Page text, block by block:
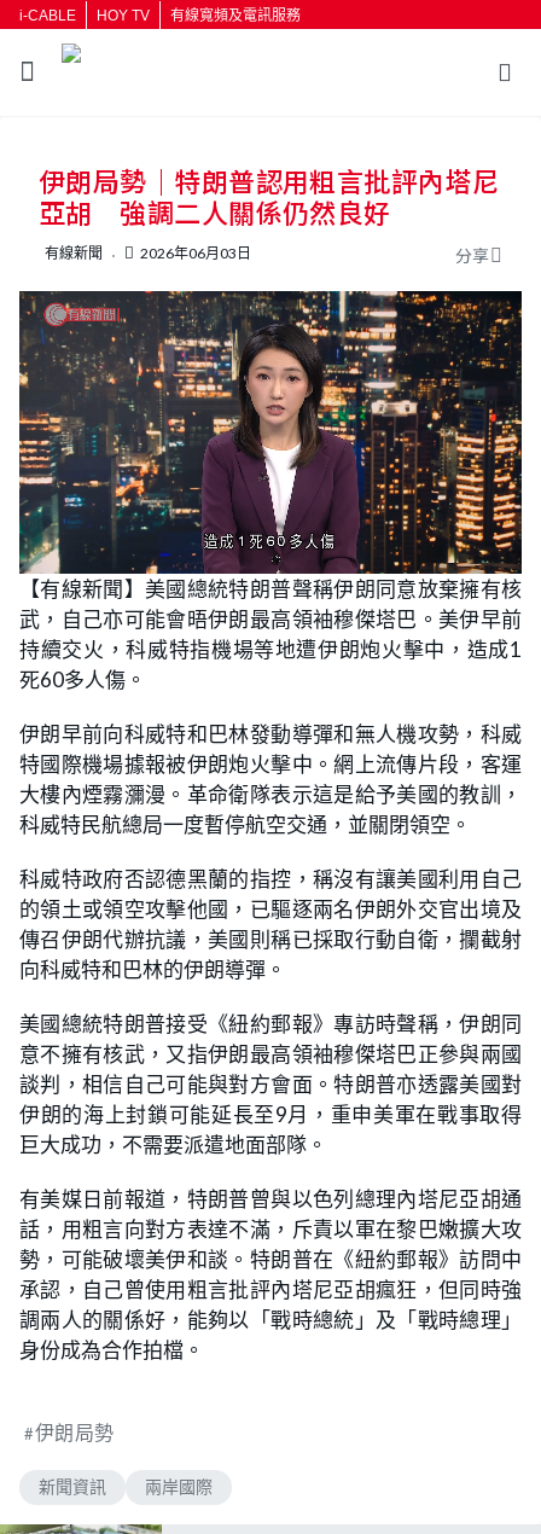
i-CABLE HOY TV 有線寬頻及電訊服務
按輸入鍵開始搜尋
伊朗局勢｜特朗普認用粗言批評內塔尼
亞胡 強調二人關係仍然良好
有線新聞 2026年06月03日 分享
n
m
t
e
L
o
a
d
e
d
:
2
%
【有線新聞】美國總統特朗普聲稱伊朗同意放棄擁有核
武，自己亦可能會晤伊朗最高領袖穆傑塔巴。美伊早前
持續交火，科威特指機場等地遭伊朗炮火擊中，造成1
死60多人傷。
伊朗早前向科威特和巴林發動導彈和無人機攻勢，科威
特國際機場據報被伊朗炮火擊中。網上流傳片段，客運
大樓內煙霧瀰漫。革命衛隊表示這是給予美國的教訓，
科威特民航總局一度暫停航空交通，並關閉領空。
科威特政府否認德黑蘭的指控，稱沒有讓美國利用自己
的領土或領空攻擊他國，已驅逐兩名伊朗外交官出境及
傳召伊朗代辦抗議，美國則稱已採取行動自衛，攔截射
向科威特和巴林的伊朗導彈。
美國總統特朗普接受《紐約郵報》專訪時聲稱，伊朗同
意不擁有核武，又指伊朗最高領袖穆傑塔巴正參與兩國
談判，相信自己可能與對方會面。特朗普亦透露美國對
伊朗的海上封鎖可能延長至9月，重申美軍在戰事取得
巨大成功，不需要派遣地面部隊。
有美媒日前報道，特朗普曾與以色列總理內塔尼亞胡通
話，用粗言向對方表達不滿，斥責以軍在黎巴嫩擴大攻
勢，可能破壞美伊和談。特朗普在《紐約郵報》訪問中
承認，自己曾使用粗言批評內塔尼亞胡瘋狂，但同時強
調兩人的關係好，能夠以「戰時總統」及「戰時總理」
身份成為合作拍檔。
伊朗局勢
新聞資訊 兩岸國際